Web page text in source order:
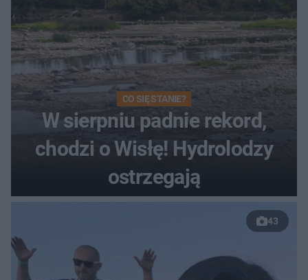
CO SIĘ STANIE?
W sierpniu padnie rekord,
chodzi o Wisłę! Hydrolodzy
ostrzegają
43